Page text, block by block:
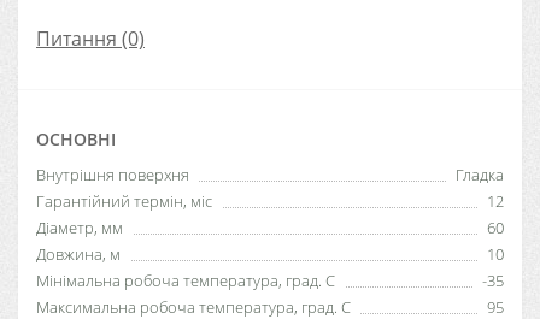
Питання (0)
ОСНОВНІ
Внутрішня поверхня
Гладка
Гарантійний термін, міс
12
Діаметр, мм
60
Довжина, м
10
Мінімальна робоча температура, град. C
-35
Максимальна робоча температура, град. С
95